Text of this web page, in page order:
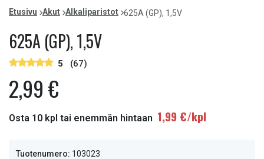
0
of
Etusivu Akut Alkaliparistot 625A (GP), 1,5V
625A (GP), 1,5V
5 (67)
2,99 €
Osta 10 kpl tai enemmän hintaan 1,99 €/kpl
Tuotenumero: 103023